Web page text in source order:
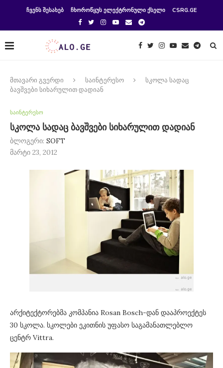
ᲩᲕᲔᲜᲡ ᲨᲔᲡᲐᲮᲔᲑ ᲩᲮᲝᲠᲝᲬᲧᲣᲡ ᲔᲚᲔᲥᲢᲠᲝᲜᲣᲚᲘ ᲥᲡᲔᲚᲘ CSRG.GE
მთავარი გვერდი საინტერესო
სკოლა სადაც
ბავშვები სიხარულით დადიან
საინტერესო
სკოლა სადაც ბავშვები სიხარულით დადიან
ბლოგერი: SOFT
მარტი 23, 2012
არქიტექტორებმა კომპანია Rosan Bosch-დან დააპროექტეს
30 სკოლა. სკოლები ეკითნის უფასო საგამანათლებლო
ცენტრ Vittra.